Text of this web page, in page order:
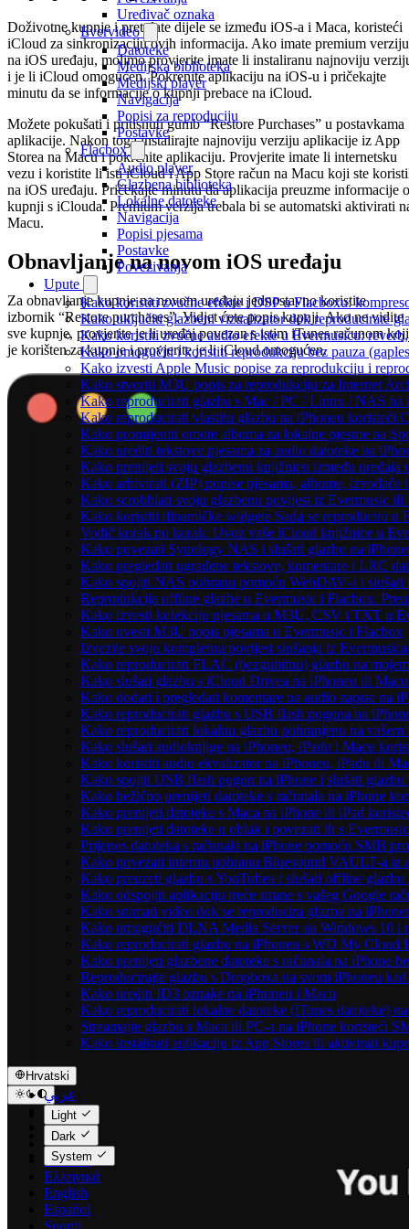
Uređivač oznaka
Evervideo
Datoteke
Medijska biblioteka
Medijski player
Navigacija
Popisi za reproduciju
Postavke
Flacbox
Audio player
Glazbena biblioteka
Lokalne datoteke
Navigacija
Popisi pjesama
Postavke
Povezivanja
Upute
Kako koristiti zvučne efekte i DSP u Flacboxu:
Kako uključiti glazbeni vizualizator dok reproducirate
Kako koristiti zvučne audio efekte u Evermusicu:
Kako omogućiti i koristiti reprodukciju bez pauza
Kako izvesti Apple Music popise za reprodukciju i
Kako stvoriti M3U popis za reprodukciju za Internet
Kako reproducirati glazbu s Mac / PC / Linux / NAS
Kako reproducirati vlastitu glazbu na iPhoneu koristeći
Kako promijeniti omote albuma za lokalne pjesme na
Kako urediti tekstove pjesama za audio datoteke na
Kako prenijeti svoju glazbenu knjižnicu između uređaja
Kako arhivirati (ZIP) popise pjesama, albume,
Kako scrobblati svoju glazbenu povijest iz Evermusic ili
Kako koristiti dinamičke widgete Sada se reproducira u
Vodič korak po korak: Uvoz vaše iCloud knjižnice u
Kako povezati Synology NAS i slušati glazbu na
Kako pregledati ugrađene tekstove, komentare i LRC
Kako spojiti NAS pohranu pomoću WebDAV-a i slušati
Reprodukcija offline glazbe u Evermusic i Flacbox:
Kako izvesti kolekciju pjesama u M3U, CSV i TXT u
Kako uvesti M3U popis pjesama u Evermusic i Flacbox
Izvezite svoju kompletnu povijest slušanja iz
Kako reproducirati FLAC (bezgubitnu) glazbu na
Kako slušati glazbu s iCloud Drivea na iPhoneu ili Macu
Kako dodati i pregledati komentare na audio zapise na
Kako reproducirati glazbu s USB flash pogona na
Kako reproducirati lokalnu glazbu pohranjenu na
Kako slušati audioknjige na iPhoneu, iPadu i Macu
Kako koristiti audio ekvalizator na iPhoneu, iPadu ili
Kako spojiti USB flash pogon na iPhone i slušati
Kako bežično prenijeti datoteke s računala na iPhone
Kako prenijeti datoteke s Maca na iPhone ili iPad
Kako prenijeti datoteke u oblak i povezati ih s
Prijenos datoteka s računala na iPhone pomoću SMB
Kako povezati internu pohranu Bluesound VAULT-a iz
Kako preuzeti glazbu s YouTubea i slušati offline glazbu
Kako odspojiti aplikaciju treće strane s vašeg Google
Kako snimati video dok se reproducira glazba na
Kako omogućiti DLNA Media Server na Windows 10 i
Kako reproducirati glazbu na iPhoneu s WD My Cloud
Kako prenijeti glazbene datoteke s računala na iPhone
Reproducirajte glazbu s Dropboxa na svom iPhoneu
Kako urediti ID3 oznake na iPhoneu i Macu
Kako reproducirati lokalne datoteke (iTunes datoteke)
Streamajte glazbu s Maca ili PC-a na iPhone koristeći
Kako instalirati aplikaciju iz App Storea ili aktivirati
Hrvatski
عربي
Català
Čeština
Dansk
Deutsch
Ελληνικά
English
Español
Suomi
Light
Dark
System
Doživotne kupnje i pretplate dijele se između iOS-a i Maca, koristeći
iCloud za sinkronizaciju ovih informacija. Ako imate premium verziju
na iOS uređaju, molimo provjerite imate li instaliranu najnoviju
i je li iCloud omogućen. Pokrenite aplikaciju na iOS-u i pričekajte
minutu da se informacije o kupnji prebace na iCloud.
Možete pokušati i pritisnuti gumb “Restore Purchases” u postavkama
aplikacije. Nakon toga instalirajte najnoviju verziju aplikacije iz App
Storea na Macu i pokrenite aplikaciju. Provjerite imate li internetsku
vezu i koristite li isti iCloud i App Store račun na Macu koji ste
na iOS uređaju. Pričekajte minutu da aplikacija preuzme informacije o
kupnji s iClouda. Premium verzija trebala bi se automatski aktivirati
Macu.
Obnavljanje na novom iOS uređaju
Za obnavljanje kupnje na novom uređaju jednostavno koristite
izbornik “Restore purchases”. Vidjet ćete popis kupnji. Ako ne vidite
sve kupnje, provjerite je li uređaj povezan s istim iTunes računom koji
je korišten za kupnje i provjerite je li iCloud omogućen.